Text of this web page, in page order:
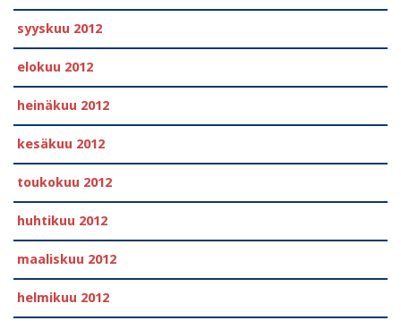
syyskuu 2012
elokuu 2012
heinäkuu 2012
kesäkuu 2012
toukokuu 2012
huhtikuu 2012
maaliskuu 2012
helmikuu 2012